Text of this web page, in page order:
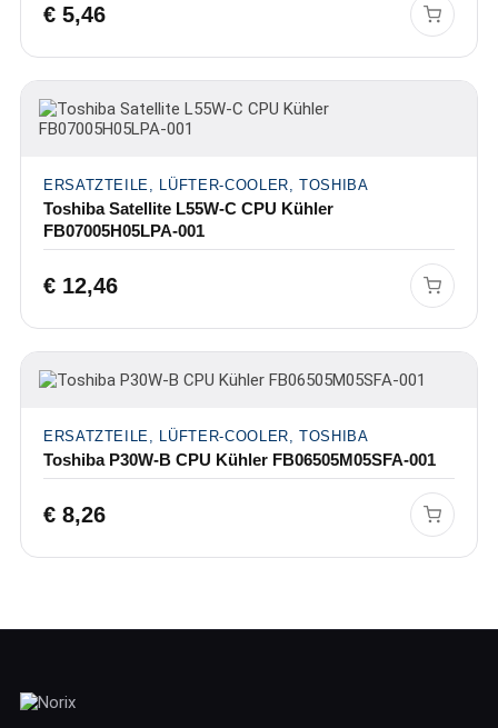
€5,46
ERSATZTEILE, LÜFTER-COOLER, TOSHIBA
Toshiba Satellite L55W-C CPU Kühler
FB07005H05LPA-001
€12,46
ERSATZTEILE, LÜFTER-COOLER, TOSHIBA
Toshiba P30W-B CPU Kühler FB06505M05SFA-001
€8,26